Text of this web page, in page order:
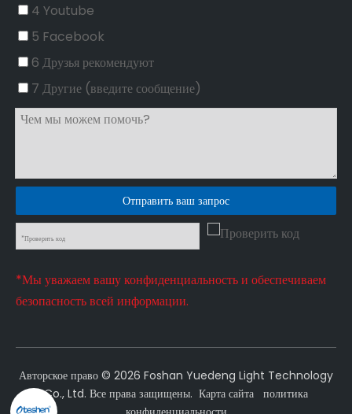
4 Youtube
5 Facebook
6 Друзья рекомендуют
7 Другие (введите сообщение)
Отправить ваш запрос
*Мы уважаем вашу конфиденциальность и обеспечиваем
безопасность всей информации.
Авторское право © 2026 Foshan Yuedeng Light Technology
Co., Ltd. Все права защищены. Карта сайта политика